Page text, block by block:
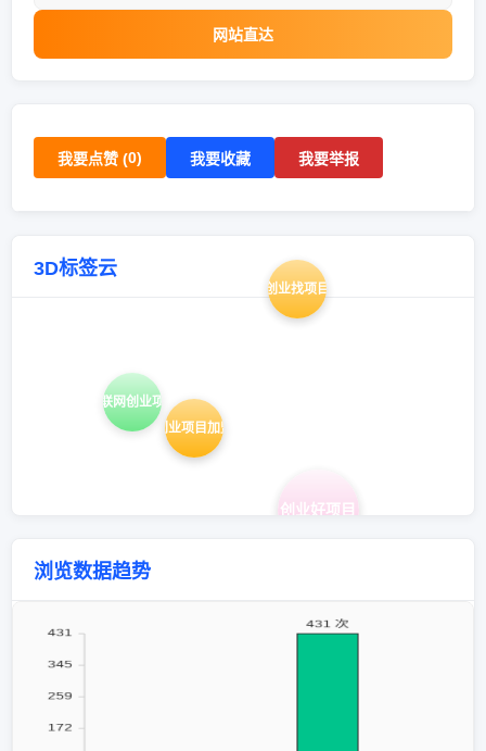
网站直达
我要点赞 (0) 我要收藏 我要举报
3D标签云
创业项目加盟
创业好项目
创业找项目
互联网创业项目
浏览数据趋势